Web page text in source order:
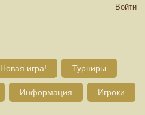
Войти
Новая игра! Турниры
Информация Игроки